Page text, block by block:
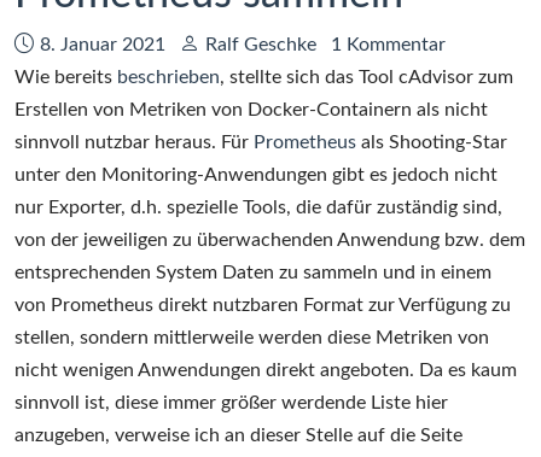
Datum:
8. Januar 2021 Autor:
Ralf Geschke
1 Kommentar
Wie bereits beschrieben, stellte sich das Tool cAdvisor zum
Erstellen von Metriken von Docker-Containern als nicht
sinnvoll nutzbar heraus. Für Prometheus als Shooting-Star
unter den Monitoring-Anwendungen gibt es jedoch nicht
nur Exporter, d.h. spezielle Tools, die dafür zuständig sind,
von der jeweiligen zu überwachenden Anwendung bzw. dem
entsprechenden System Daten zu sammeln und in einem
von Prometheus direkt nutzbaren Format zur Verfügung zu
stellen, sondern mittlerweile werden diese Metriken von
nicht wenigen Anwendungen direkt angeboten. Da es kaum
sinnvoll ist, diese immer größer werdende Liste hier
anzugeben, verweise ich an dieser Stelle auf die Seite